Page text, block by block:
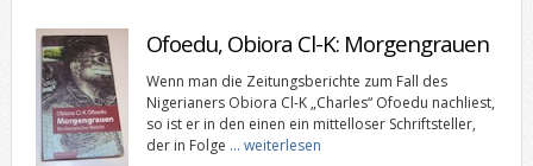
Ofoedu, Obiora Cl-K: Morgengrauen
Wenn man die Zeitungsberichte zum Fall des
Nigerianers Obiora Cl-K „Charles“ Ofoedu nachliest,
so ist er in den einen ein mittelloser Schriftsteller,
der in Folge … weiterlesen